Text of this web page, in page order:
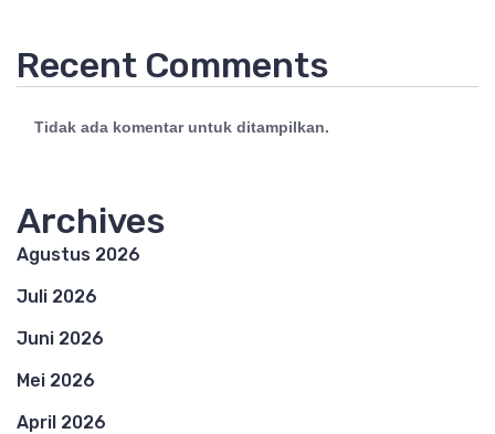
Recent Comments
Tidak ada komentar untuk ditampilkan.
Archives
Agustus 2026
Juli 2026
Juni 2026
Mei 2026
April 2026